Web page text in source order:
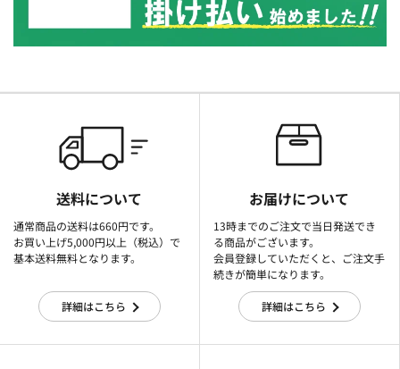
送料について
通常商品の送料は660円です。
お買い上げ5,000円以上（税込）で
基本送料無料となります。
詳細はこちら
お届けについて
13時までのご注文で当日発送でき
る商品がございます。
会員登録していただくと、ご注文手
続きが簡単になります。
詳細はこちら